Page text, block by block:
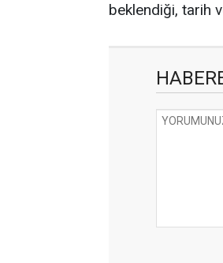
beklendiği, tarih